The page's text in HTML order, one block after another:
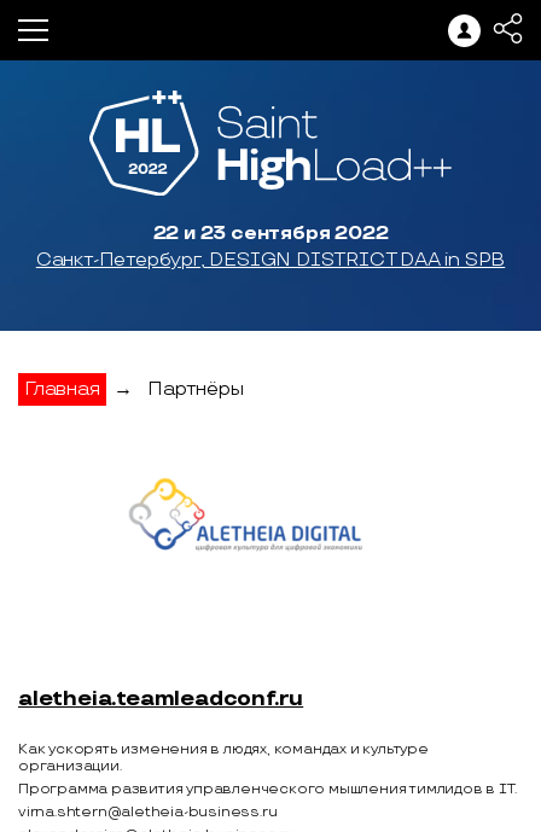
22 и 23 сентября 2022
Санкт-Петербург, DESIGN DISTRICT DAA in SPB
Главная → Партнёры
aletheia.teamleadconf.ru
Как ускорять изменения в людях, командах и культуре
организации.
Программа развития управленческого мышления тимлидов в IT.
virna.shtern@aletheia-business.ru